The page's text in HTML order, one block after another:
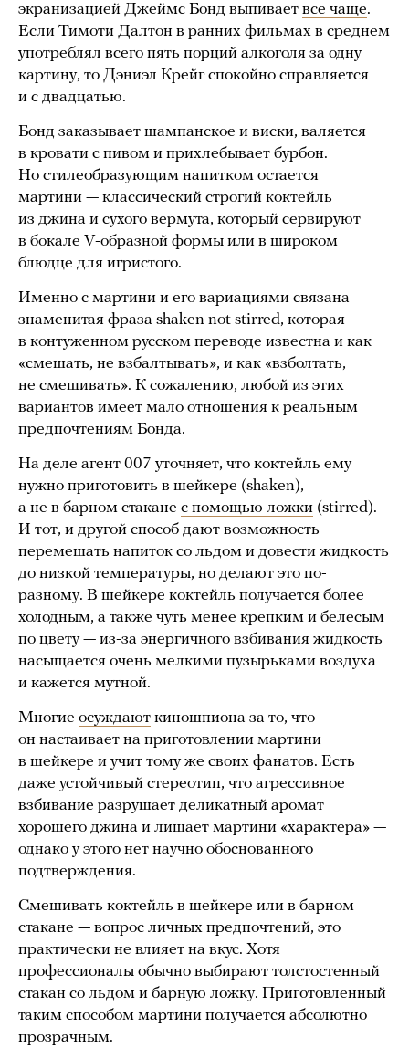
экранизацией Джеймс Бонд выпивает все чаще.
Если Тимоти Далтон в ранних фильмах в среднем
употреблял всего пять порций алкоголя за одну
картину, то Дэниэл Крейг спокойно справляется
и с двадцатью.
Бонд заказывает шампанское и виски, валяется
в кровати с пивом и прихлебывает бурбон.
Но стилеобразующим напитком остается
мартини — классический строгий коктейль
из джина и сухого вермута, который сервируют
в бокале V-образной формы или в широком
блюдце для игристого.
Именно с мартини и его вариациями связана
знаменитая фраза shaken not stirred, которая
в контуженном русском переводе известна и как
«смешать, не взбалтывать», и как «взболтать,
не смешивать». К сожалению, любой из этих
вариантов имеет мало отношения к реальным
предпочтениям Бонда.
На деле агент 007 уточняет, что коктейль ему
нужно приготовить в шейкере (shaken),
а не в барном стакане с помощью ложки (stirred).
И тот, и другой способ дают возможность
перемешать напиток со льдом и довести жидкость
до низкой температуры, но делают это по-
разному. В шейкере коктейль получается более
холодным, а также чуть менее крепким и белесым
по цвету — из-за энергичного взбивания жидкость
насыщается очень мелкими пузырьками воздуха
и кажется мутной.
Многие осуждают киношпиона за то, что
он настаивает на приготовлении мартини
в шейкере и учит тому же своих фанатов. Есть
даже устойчивый стереотип, что агрессивное
взбивание разрушает деликатный аромат
хорошего джина и лишает мартини «характера» —
однако у этого нет научно обоснованного
подтверждения.
Смешивать коктейль в шейкере или в барном
стакане — вопрос личных предпочтений, это
практически не влияет на вкус. Хотя
профессионалы обычно выбирают толстостенный
стакан со льдом и барную ложку. Приготовленный
таким способом мартини получается абсолютно
прозрачным.